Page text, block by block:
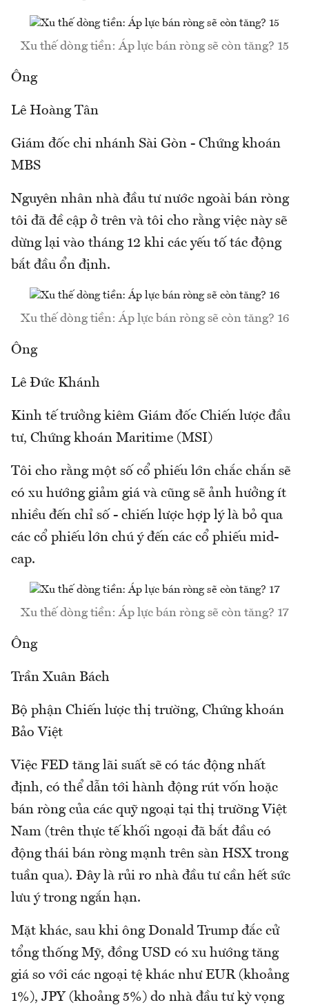
Xu thế dòng tiền: Áp lực bán ròng sẽ còn tăng? 15
Ông
Lê Hoàng Tân
Giám đốc chi nhánh Sài Gòn - Chứng khoán
MBS
Nguyên nhân nhà đầu tư nước ngoài bán ròng
tôi đã đề cập ở trên và tôi cho rằng việc này sẽ
dừng lại vào tháng 12 khi các yếu tố tác động
bắt đầu ổn định.
Xu thế dòng tiền: Áp lực bán ròng sẽ còn tăng? 16
Ông
Lê Đức Khánh
Kinh tế trưởng kiêm Giám đốc Chiến lược đầu
tư, Chứng khoán Maritime (MSI)
Tôi cho rằng một số cổ phiếu lớn chắc chắn sẽ
có xu hướng giảm giá và cũng sẽ ảnh hưởng ít
nhiều đến chỉ số - chiến lược hợp lý là bỏ qua
các cổ phiếu lớn chú ý đến các cổ phiếu mid-
cap.
Xu thế dòng tiền: Áp lực bán ròng sẽ còn tăng? 17
Ông
Trần Xuân Bách
Bộ phận Chiến lược thị trường, Chứng khoán
Bảo Việt
Việc FED tăng lãi suất sẽ có tác động nhất
định, có thể dẫn tới hành động rút vốn hoặc
bán ròng của các quỹ ngoại tại thị trường Việt
Nam (trên thực tế khối ngoại đã bắt đầu có
động thái bán ròng mạnh trên sàn HSX trong
tuần qua). Đây là rủi ro nhà đầu tư cần hết sức
lưu ý trong ngắn hạn.
Mặt khác, sau khi ông Donald Trump đắc cử
tổng thống Mỹ, đồng USD có xu hướng tăng
giá so với các ngoại tệ khác như EUR (khoảng
1%), JPY (khoảng 5%) do nhà đầu tư kỳ vọng